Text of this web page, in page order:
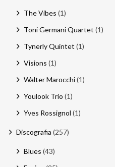
The Vibes (1)
Toni Germani Quartet (1)
Tynerly Quintet (1)
Visions (1)
Walter Marocchi(1)
Youlook Trio (1)
Yves Rossignol (1)
Discografia (257)
Blues (43)